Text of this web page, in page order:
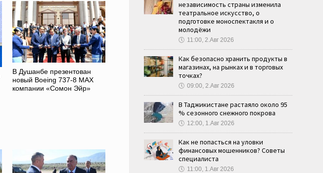
В Душанбе презентован
новый Boeing 737-8 MAX
компании «Сомон Эйр»
независимость страны изменила
театральное искусство, о
подготовке моноспектакля и о
молодёжи
🕔 11:00, 2.Авг 2026
Как безопасно хранить продукты в
магазинах, на рынках и в торговых
точках?
🕔 09:00, 2.Авг 2026
В Таджикистане растаяло около 95
% сезонного снежного покрова
🕔 12:00, 1.Авг 2026
Как не попасться на уловки
финансовых мошенников? Советы
специалиста
🕔 11:00, 1.Авг 2026